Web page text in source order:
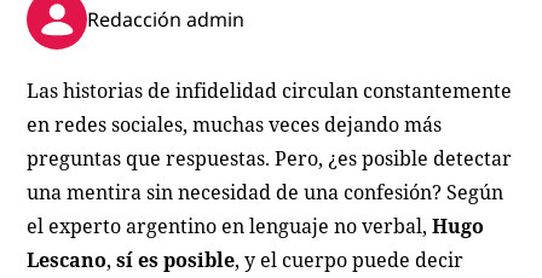
Redacción admin
Las historias de infidelidad circulan constantemente
en redes sociales, muchas veces dejando más
preguntas que respuestas. Pero, ¿es posible detectar
una mentira sin necesidad de una confesión? Según
el experto argentino en lenguaje no verbal,Hugo
Lescano,sí es posible, y el cuerpo puede decir